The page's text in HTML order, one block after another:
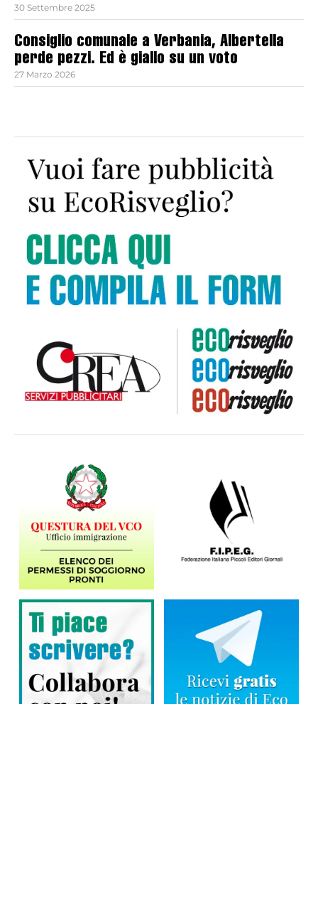
30 Settembre 2025
Consiglio comunale a Verbania, Albertella
perde pezzi. Ed è giallo su un voto
27 Marzo 2026